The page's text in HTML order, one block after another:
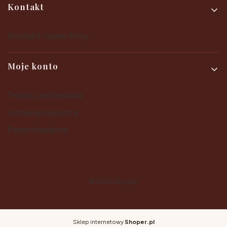
Kontakt
Moje konto
Sklep internetowy Shoper.pl